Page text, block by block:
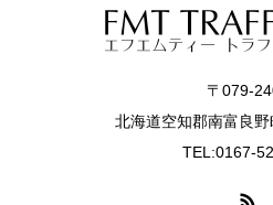
〒079-
北海道空知郡南富良
TEL:0167-